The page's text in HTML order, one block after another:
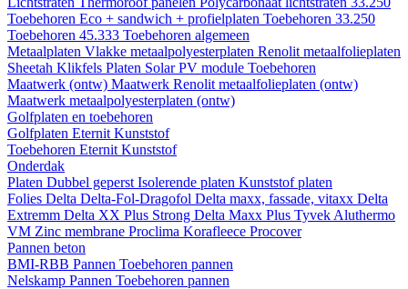
Toebehoren Eco + sandwich + profielplaten Toebehoren 33.250
Toebehoren 45.333 Toebehoren algemeen
Metaalplaten Vlakke metaalpolyesterplaten Renolit metaalfolieplaten
Sheetah Klikfels Platen Solar PV module Toebehoren
Maatwerk (ontw) Maatwerk Renolit metaalfolieplaten (ontw)
Maatwerk metaalpolyesterplaten (ontw)
Golfplaten en toebehoren
Golfplaten Eternit Kunststof
Toebehoren Eternit Kunststof
Onderdak
Platen Dubbel geperst Isolerende platen Kunststof platen
Folies Delta Delta-Fol-Dragofol Delta maxx, fassade, vitaxx Delta
Extremm Delta XX Plus Strong Delta Maxx Plus Tyvek Aluthermo
VM Zinc membrane Proclima Korafleece Procover
Pannen beton
BMI-RBB Pannen Toebehoren pannen
Nelskamp Pannen Toebehoren pannen